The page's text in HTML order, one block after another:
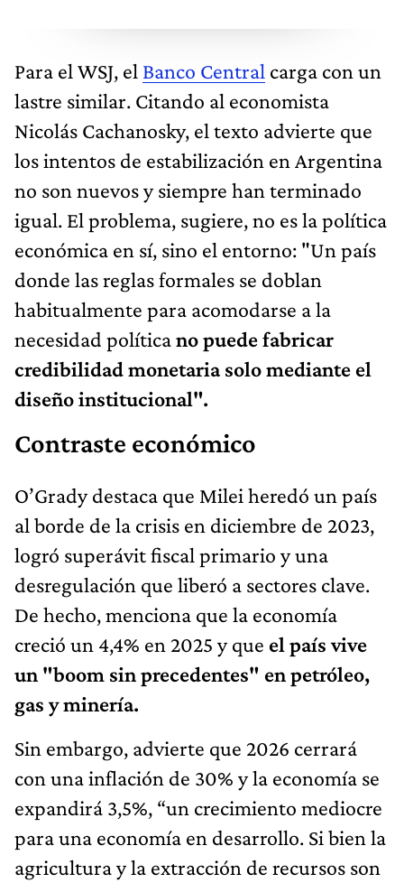
Para el WSJ, el Banco Central carga con un
lastre similar. Citando al economista
Nicolás Cachanosky, el texto advierte que
los intentos de estabilización en Argentina
no son nuevos y siempre han terminado
igual. El problema, sugiere, no es la política
económica en sí, sino el entorno: "Un país
donde las reglas formales se doblan
habitualmente para acomodarse a la
necesidad políticano puede fabricar
credibilidad monetaria solo mediante el
diseño institucional".
Contraste económico
O’Grady destaca que Milei heredó un país
al borde de la crisis en diciembre de 2023,
logró superávit fiscal primario y una
desregulación que liberó a sectores clave.
De hecho, menciona que la economía
creció un 4,4% en 2025 y que el país vive
un "boom sin precedentes" en petróleo,
gas y minería.
Sin embargo, advierte que 2026 cerrará
con una inflación de 30% y la economía se
expandirá 3,5%, “un crecimiento mediocre
para una economía en desarrollo. Si bien la
agricultura y la extracción de recursos son